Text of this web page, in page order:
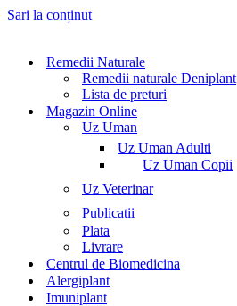
Sari la conținut
Remedii Naturale
Remedii naturale Deniplant
Lista de preturi
Magazin Online
Uz Uman
Uz Uman Adulti
Uz Uman Copii
Uz Veterinar
Publicatii
Plata
Livrare
Centrul de Biomedicina
Alergiplant
Imuniplant